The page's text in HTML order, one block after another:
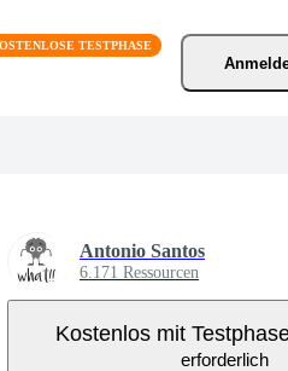
Antonio Santos
6.171 Ressourcen
Kostenlos mit
erforderlich